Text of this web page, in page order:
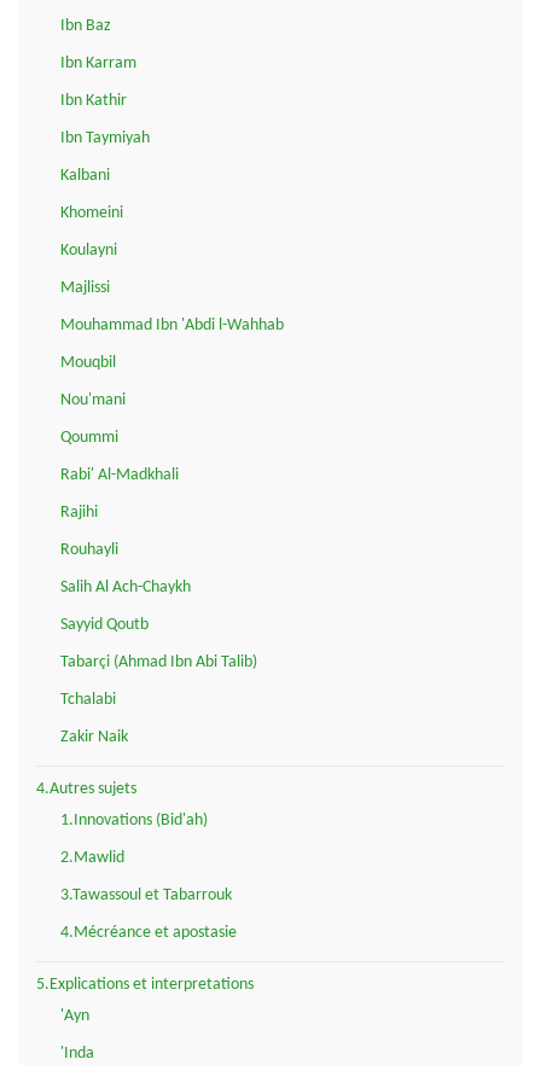
Ibn Baz
Ibn Karram
Ibn Kathir
Ibn Taymiyah
Kalbani
Khomeini
Koulayni
Majlissi
Mouhammad Ibn 'Abdi l-Wahhab
Mouqbil
Nou'mani
Qoummi
Rabi' Al-Madkhali
Rajihi
Rouhayli
Salih Al Ach-Chaykh
Sayyid Qoutb
Tabarçi (Ahmad Ibn Abi Talib)
Tchalabi
Zakir Naik
4.Autres sujets
1.Innovations (Bid'ah)
2.Mawlid
3.Tawassoul et Tabarrouk
4.Mécréance et apostasie
5.Explications et interpretations
'Ayn
'Inda